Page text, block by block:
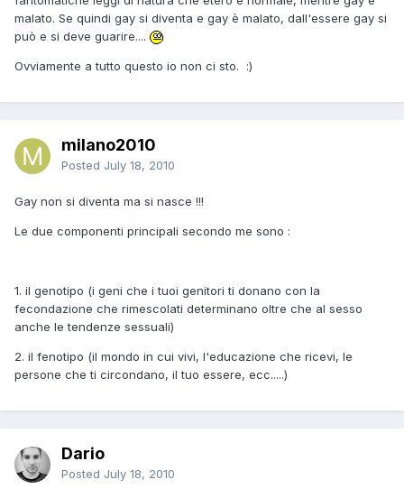
malato. Se quindi gay si diventa e gay è malato, dall'essere gay si
può e si deve guarire....
Ovviamente a tutto questo io non ci sto. :)
milano2010
Posted July 18, 2010
Gay non si diventa ma si nasce !!!
Le due componenti principali secondo me sono :
1. il genotipo (i geni che i tuoi genitori ti donano con la
fecondazione che rimescolati determinano oltre che al sesso
anche le tendenze sessuali)
2. il fenotipo (il mondo in cui vivi, l'educazione che ricevi, le
persone che ti circondano, il tuo essere, ecc.....)
Dario
Posted July 18, 2010